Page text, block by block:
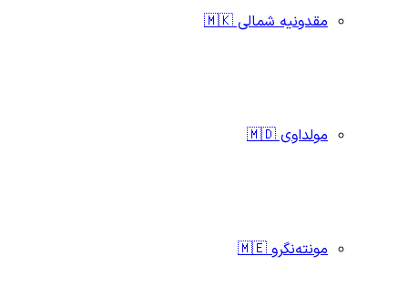
مقدونیه شمالی 🇲🇰
مولداوی 🇲🇩
مونته‌نگرو 🇲🇪